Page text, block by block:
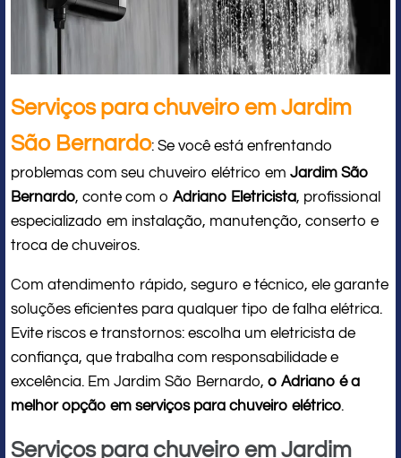
Serviços para chuveiro em Jardim
São Bernardo: Se você está enfrentando
problemas com seu chuveiro elétrico em Jardim São
Bernardo, conte com o Adriano Eletricista, profissional
especializado em instalação, manutenção, conserto e
troca de chuveiros.
Com atendimento rápido, seguro e técnico, ele garante
soluções eficientes para qualquer tipo de falha elétrica.
Evite riscos e transtornos: escolha um eletricista de
confiança, que trabalha com responsabilidade e
excelência. Em Jardim São Bernardo, o Adriano é a
melhor opção em serviços para chuveiro elétrico.
Serviços para chuveiro em Jardim